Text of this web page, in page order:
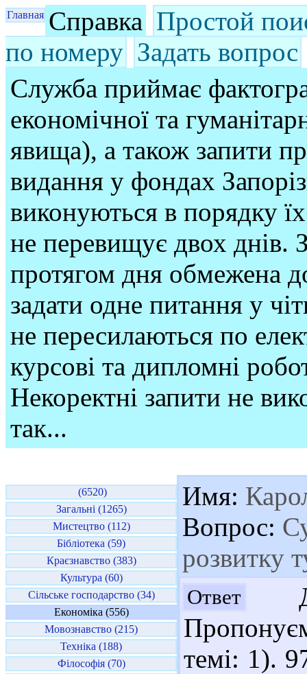
Главная Справка Простой
по номеру Задать вопрос
Служба приймає
економічної та
явища), а також запити
видання у фондах
виконуються в порядку
не перевищує двох днів.
протягом дня обмежена
задати одне питання у
не пересилаються по
курсові та дипломні
Некоректні запити не
так...
(6520)
Загальні (1265)
Мистецтво (112)
Бібліотека (59)
Краєзнавство (383)
Культура (60)
Сільське господарство (34)
Економіка (556)
Мовознавство (215)
Техніка (188)
Філософія (70)
Имя:
Вопрос:
розвитку
Ответ
темі: 1).